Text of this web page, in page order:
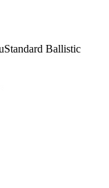
Standard Ballistic